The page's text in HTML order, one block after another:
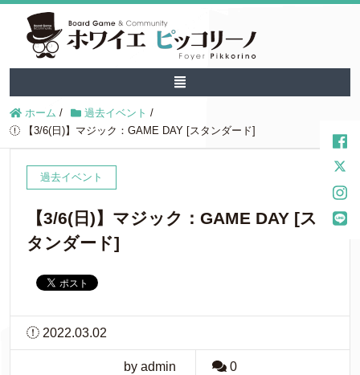
ホーム / 過去イベント /
【3/6(日)】マジック：GAME DAY [スタンダード]
過去イベント
【3/6(日)】マジック：GAME DAY [ス
タンダード]
2022.03.02
by admin 0